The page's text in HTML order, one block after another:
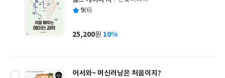
글
쓴
출
사
평 9(6)
가
25,200원 10%
어서와~ 머신러닝은 처음이지?